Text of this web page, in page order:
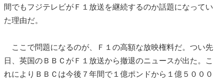
間でもフジテレビがＦ１放送を継続するのか話題になってい
た理由だ。
ここで問題になるのが、Ｆ１の高額な放映権料だ。つい先
日、英国のＢＢＣがＦ１放送から撤退のニュースが出た。こ
れによりＢＢＣは今後７年間で１億ポンドから１億５０００